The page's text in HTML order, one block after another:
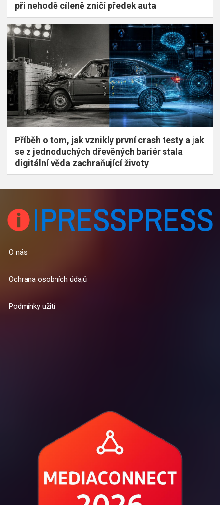
při nehodě cíleně zničí předek auta
Příběh o tom, jak vznikly první crash testy a jak
se z jednoduchých dřevěných bariér stala
digitální věda zachraňující životy
O nás
Ochrana osobních údajů
Podmínky užití